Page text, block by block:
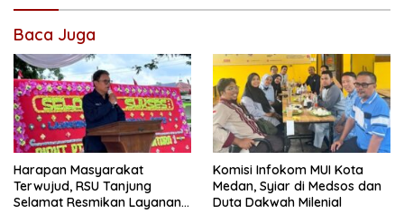
Baca Juga
Harapan Masyarakat
Terwujud, RSU Tanjung
Selamat Resmikan Layanan
Komisi Infokom MUI Kota
Medan, Syiar di Medsos dan
Duta Dakwah Milenial